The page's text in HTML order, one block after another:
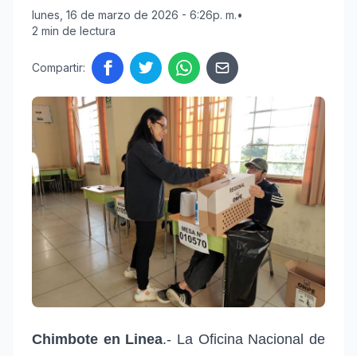
lunes, 16 de marzo de 2026 - 6:26p. m.•
2 min de lectura
Compartir:
Chimbote en Linea.- La Oficina Nacional de